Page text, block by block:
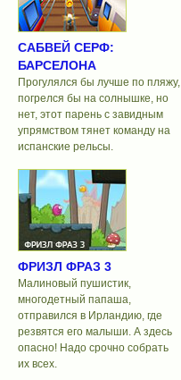
САБВЕЙ СЕРФ:
БАРСЕЛОНА
Прогулялся бы лучше по пляжу,
погрелся бы на солнышке, но
нет, этот парень с завидным
упрямством тянет команду на
испанские рельсы.
ФРИЗЛ ФРАЗ 3
Малиновый пушистик,
многодетный папаша,
отправился в Ирландию, где
резвятся его малыши. А здесь
опасно! Надо срочно собрать
их всех.